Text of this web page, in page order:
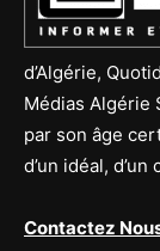
d’Algérie,
Médias Algérie
par son âge
d’un idéal, d’un
Contactez